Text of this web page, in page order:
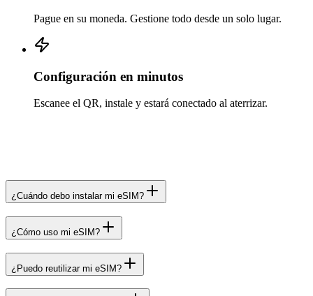
Pague en su moneda. Gestione todo desde un solo lugar.
Configuración en minutos
Escanee el QR, instale y estará conectado al aterrizar.
¿Cuándo debo instalar mi eSIM?
¿Cómo uso mi eSIM?
¿Puedo reutilizar mi eSIM?